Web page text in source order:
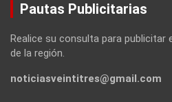
Pautas Publicitarias
Realice su consulta para
de la región.
noticiasveintitres@gmail.com